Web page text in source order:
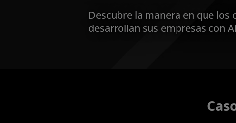
Descubre la manera en que
desarrollan sus empresas con